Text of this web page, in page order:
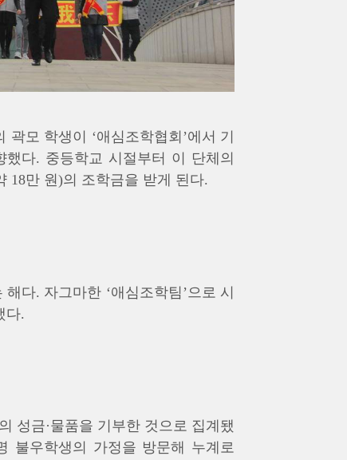
모 학생이 ‘애심조학협회’에서 기
다. 중등학교 시절부터 이 단체의
18만 원)의 조학금을 받게 된다.
다. 자그마한 ‘애심조학팀’으로 시
다.
성금·물품을 기부한 것으로 집계됐
불우학생의 가정을 방문해 누계로